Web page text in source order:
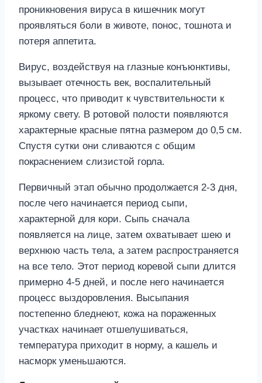
проникновения вируса в кишечник могут
проявляться боли в животе, понос, тошнота и
потеря аппетита.
Вирус, воздействуя на глазные конъюнктивы,
вызывает отечность век, воспалительный
процесс, что приводит к чувствительности к
яркому свету. В ротовой полости появляются
характерные красные пятна размером до 0,5 см.
Спустя сутки они сливаются с общим
покраснением слизистой горла.
Первичный этап обычно продолжается 2-3 дня,
после чего начинается период сыпи,
характерной для кори. Сыпь сначала
появляется на лице, затем охватывает шею и
верхнюю часть тела, а затем распространяется
на все тело. Этот период коревой сыпи длится
примерно 4-5 дней, и после него начинается
процесс выздоровления. Высыпания
постепенно бледнеют, кожа на пораженных
участках начинает отшелушиваться,
температура приходит в норму, а кашель и
насморк уменьшаются.